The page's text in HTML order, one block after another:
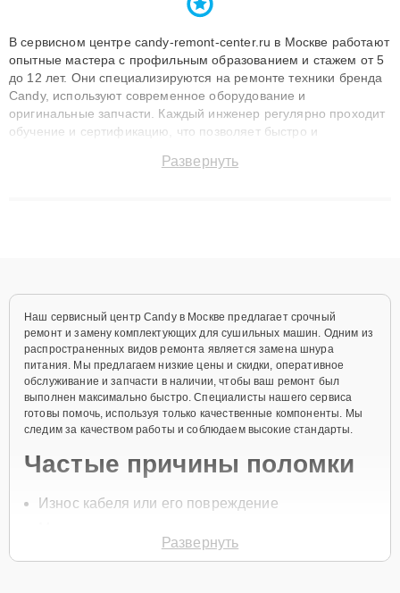
В сервисном центре candy-remont-center.ru в Москве работают
опытные мастера с профильным образованием и стажем от 5
до 12 лет. Они специализируются на ремонте техники бренда
Candy, используют современное оборудование и
оригинальные запчасти. Каждый инженер регулярно проходит
обучение и сертификацию, что позволяет быстро и
сохранением гарантии до 3 лет. Наши мастера решают
Развернуть
Наш сервисный центр Candy в Москве предлагает срочный
ремонт и замену комплектующих для сушильных машин. Одним из
распространенных видов ремонта является замена шнура
питания. Мы предлагаем низкие цены и скидки, оперативное
обслуживание и запчасти в наличии, чтобы ваш ремонт был
выполнен максимально быстро. Специалисты нашего сервиса
готовы помочь, используя только качественные компоненты. Мы
следим за качеством работы и соблюдаем высокие стандарты.
Частые причины поломки
Износ кабеля или его повреждение
Перегрев устройства и обрыв проводов
Развернуть